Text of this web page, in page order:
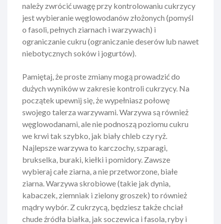
należy zwrócić uwagę przy kontrolowaniu cukrzycy
jest wybieranie węglowodanów złożonych (pomyśl
o fasoli, pełnych ziarnach i warzywach) i
ograniczanie cukru (ograniczanie deserów lub nawet
niebotycznych soków i jogurtów).
Pamiętaj, że proste zmiany mogą prowadzić do
dużych wyników w zakresie kontroli cukrzycy. Na
początek upewnij się, że wypełniasz połowę
swojego talerza warzywami. Warzywa są również
węglowodanami, ale nie podnoszą poziomu cukru
we krwi tak szybko, jak biały chleb czy ryż.
Najlepsze warzywa to karczochy, szparagi,
brukselka, buraki, kiełki i pomidory. Zawsze
wybieraj całe ziarna, a nie przetworzone, białe
ziarna. Warzywa skrobiowe (takie jak dynia,
kabaczek, ziemniak i zielony groszek) to również
mądry wybór. Z cukrzycą, będziesz także chciał
chude źródła białka, jak soczewica i fasola, ryby i